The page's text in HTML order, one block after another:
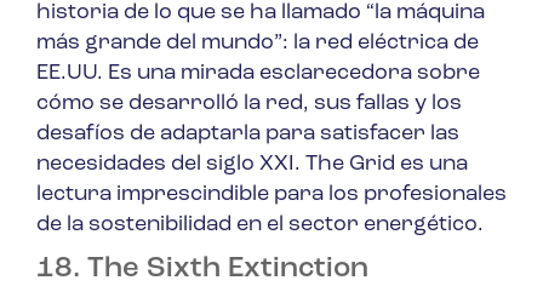
historia de lo que se ha llamado “la máquina
más grande del mundo”: la red eléctrica de
EE.UU. Es una mirada esclarecedora sobre
cómo se desarrolló la red, sus fallas y los
desafíos de adaptarla para satisfacer las
necesidades del siglo XXI. The Grid es una
lectura imprescindible para los profesionales
de la sostenibilidad en el sector energético.
18. The Sixth Extinction